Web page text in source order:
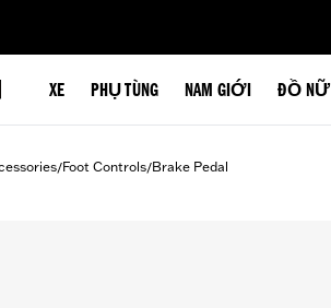
XE PHỤ TÙNG NAM GIỚI ĐỒ NỮ
/Foot Controls/Brake Pedal